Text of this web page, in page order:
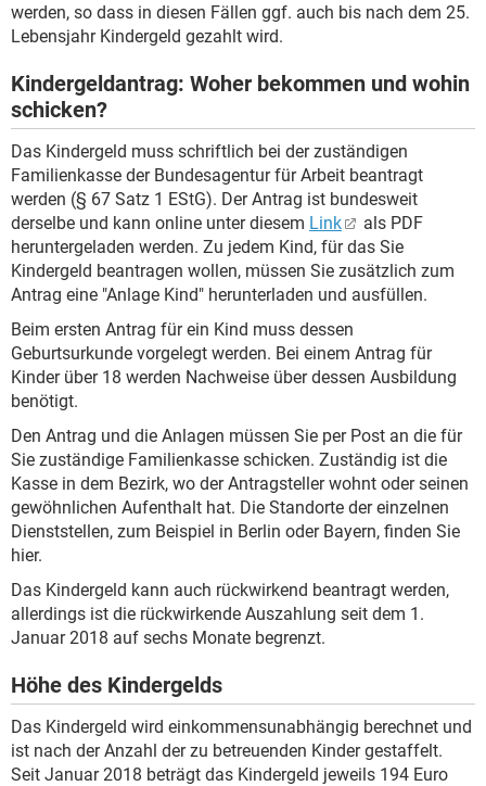
werden, so dass in diesen Fällen ggf. auch bis nach dem 25.
Lebensjahr Kindergeld gezahlt wird.
Kindergeldantrag: Woher bekommen und wohin
schicken?
Das Kindergeld muss schriftlich bei der zuständigen
Familienkasse der Bundesagentur für Arbeit beantragt
werden (§ 67 Satz 1 EStG). Der Antrag ist bundesweit
derselbe und kann online unter diesem Link
als PDF
heruntergeladen werden. Zu jedem Kind, für das Sie
Kindergeld beantragen wollen, müssen Sie zusätzlich zum
Antrag eine "Anlage Kind" herunterladen und ausfüllen.
Beim ersten Antrag für ein Kind muss dessen
Geburtsurkunde vorgelegt werden. Bei einem Antrag für
Kinder über 18 werden Nachweise über dessen Ausbildung
benötigt.
Den Antrag und die Anlagen müssen Sie per Post an die für
Sie zuständige Familienkasse schicken. Zuständig ist die
Kasse in dem Bezirk, wo der Antragsteller wohnt oder seinen
gewöhnlichen Aufenthalt hat. Die Standorte der einzelnen
Dienststellen, zum Beispiel in Berlin oder Bayern, finden Sie
hier.
Das Kindergeld kann auch rückwirkend beantragt werden,
allerdings ist die rückwirkende Auszahlung seit dem 1.
Januar 2018 auf sechs Monate begrenzt.
Höhe des Kindergelds
Das Kindergeld wird einkommensunabhängig berechnet und
ist nach der Anzahl der zu betreuenden Kinder gestaffelt.
Seit Januar 2018 beträgt das Kindergeld jeweils 194 Euro